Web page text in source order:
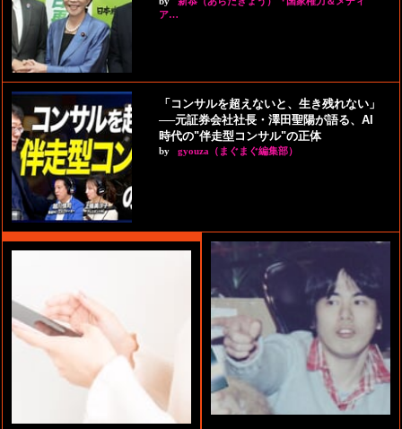
ア…
「コンサルを超えないと、生き残れない」
──元証券会社社長・澤田聖陽が語る、AI
時代の"伴走型コンサル"の正体
by gyouza（まぐまぐ編集部）